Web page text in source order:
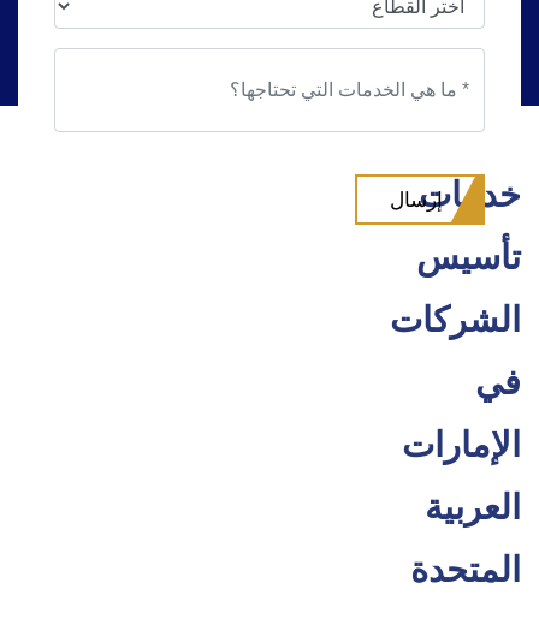
خدمات
تأسيس
الشركات
في
الإمارات
العربية
المتحدة